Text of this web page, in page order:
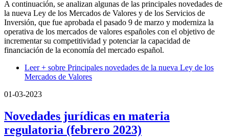
A continuación, se analizan algunas de las principales novedades de
la nueva Ley de los Mercados de Valores y de los Servicios de
Inversión, que fue aprobada el pasado 9 de marzo y moderniza la
operativa de los mercados de valores españoles con el objetivo de
incrementar su competitividad y potenciar la capacidad de
financiación de la economía del mercado español.
Leer + sobre Principales novedades de la nueva Ley de los
Mercados de Valores
01-03-2023
Novedades jurídicas en materia
regulatoria (febrero 2023)